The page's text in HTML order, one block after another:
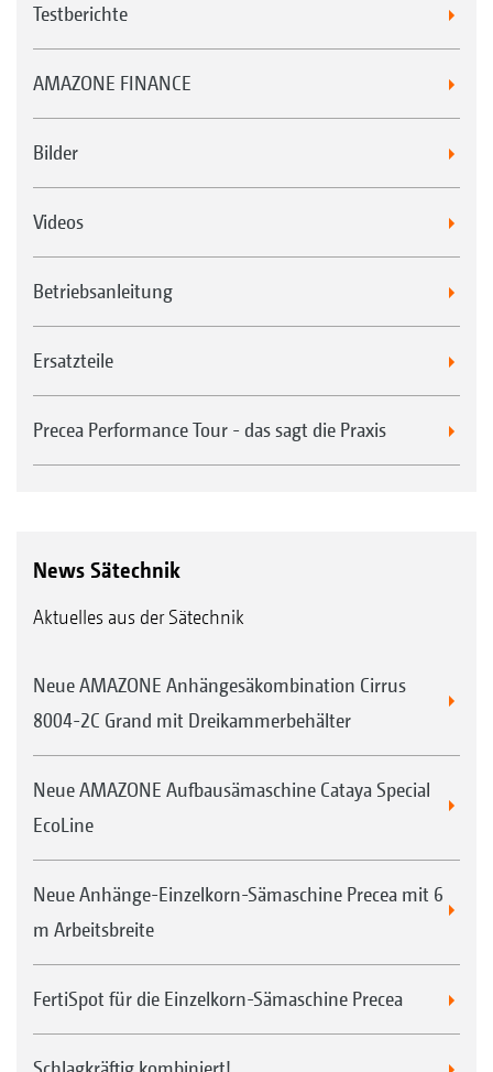
Testberichte
AMAZONE FINANCE
Bilder
Videos
Betriebsanleitung
Ersatzteile
Precea Performance Tour - das sagt die Praxis
News Sätechnik
Aktuelles aus der Sätechnik
Neue AMAZONE Anhängesäkombination Cirrus
8004-2C Grand mit Dreikammerbehälter
Neue AMAZONE Aufbausämaschine Cataya Special
EcoLine
Neue Anhänge-Einzelkorn-Sämaschine Precea mit 6
m Arbeitsbreite
FertiSpot für die Einzelkorn-Sämaschine Precea